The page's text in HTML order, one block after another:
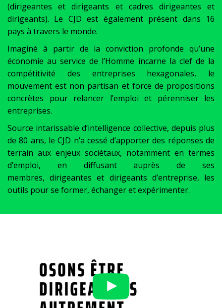
(dirigeantes et dirigeants et cadres dirigeantes et
dirigeants). Le CJD est également présent dans 16
pays à travers le monde.
Imaginé à partir de la conviction profonde qu’une
économie au service de l’Homme incarne la clef de la
compétitivité des entreprises hexagonales, le
mouvement est non partisan et force de propositions
concrètes pour relancer l’emploi et pérenniser les
entreprises.
Source intarissable d’intelligence collective, depuis plus
de 80 ans, le CJD n’a cessé d’apporter des réponses de
terrain aux enjeux sociétaux, notamment en termes
d’emploi, en diffusant auprès de ses
membres, dirigeantes et dirigeants d’entreprise, les
outils pour se former, échanger et expérimenter.